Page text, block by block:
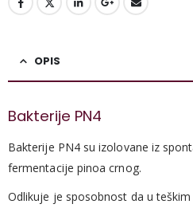
OPIS
Bakterije PN4
Bakterije PN4 su izolovane iz
fermentacije pinoa crnog.
Odlikuje je sposobnost da u